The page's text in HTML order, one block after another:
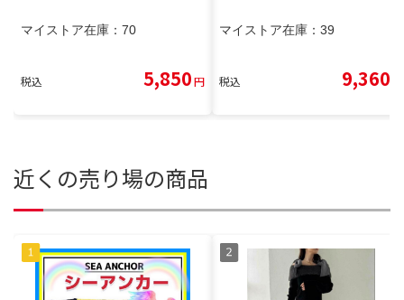
マイストア在庫： 70
税込 5,850円
マイストア在庫： 39
税込 9,360
近くの売り場の商品